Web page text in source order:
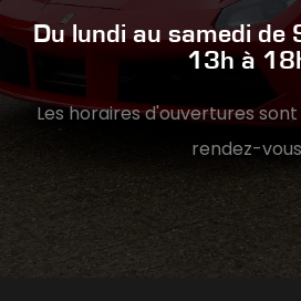
Du lundi au samedi de
13h à
Les horaires d'ouvertures
rendez-